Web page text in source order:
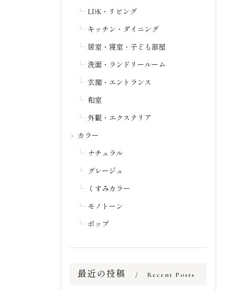
LDK・リビング
キッチン・ダイニング
居室・寝室・子ども部屋
洗面・ランドリールーム
玄関・エントランス
和室
外観・エクステリア
カラー
ナチュラル
グレージュ
くすみカラー
モノトーン
ポップ
最近の投稿 Recent Posts